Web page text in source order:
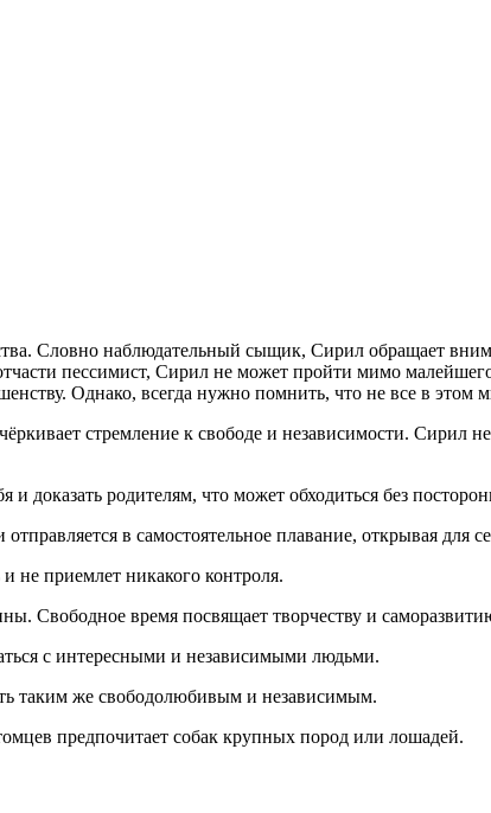
Словно наблюдательный сыщик, Сирил обращает
пессимист, Сирил не может пройти мимо
Однако, всегда нужно помнить, что не все в этом
стремление к свободе и независимости. Сирил
доказать родителям, что может обходиться без
в самостоятельное плавание, открывая для
не приемлет никакого контроля.
Свободное время посвящает творчеству и
с интересными и независимыми людьми.
таким же свободолюбивым и независимым.
предпочитает собак крупных пород или лошадей.